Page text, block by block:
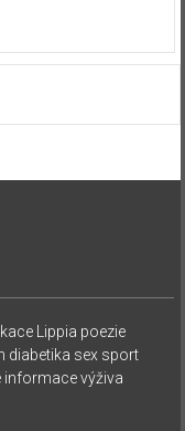
Lippia poezie
diabetika sex sport
informace výživa